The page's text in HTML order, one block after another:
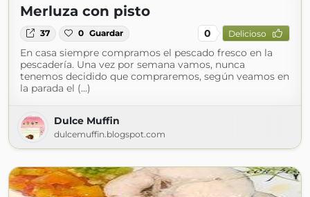
Merluza con pisto
37 0 Guardar 0 Delicioso
En casa siempre compramos el pescado fresco en la
pescadería. Una vez por semana vamos, nunca
tenemos decidido que compraremos, según veamos en
la parada el (...)
Dulce Muffin
dulcemuffin.blogspot.com